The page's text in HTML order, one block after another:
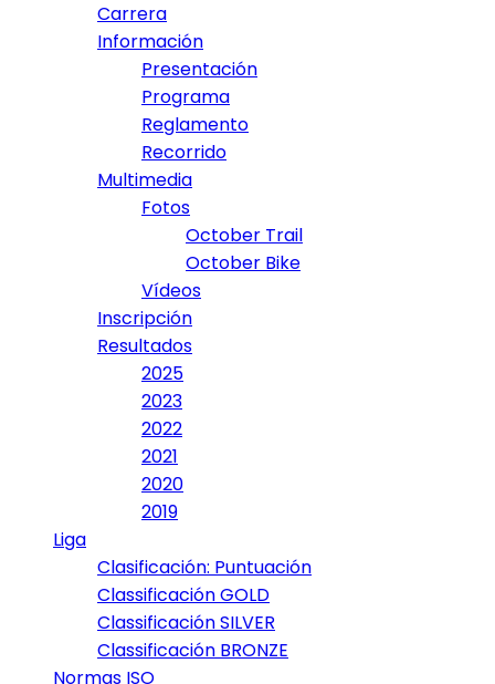
Carrera
Información
Presentación
Programa
Reglamento
Recorrido
Multimedia
Fotos
October Trail
October Bike
Vídeos
Inscripción
Resultados
2025
2023
2022
2021
2020
2019
Liga
Clasificación: Puntuación
Classificación GOLD
Classificación SILVER
Classificación BRONZE
Normas ISO